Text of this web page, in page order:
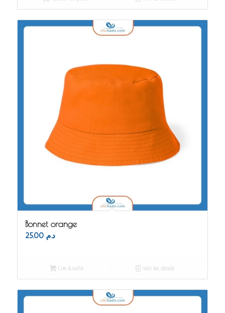
Bonnet orange
د.م. 25.00
Lire la suite Voir les détails